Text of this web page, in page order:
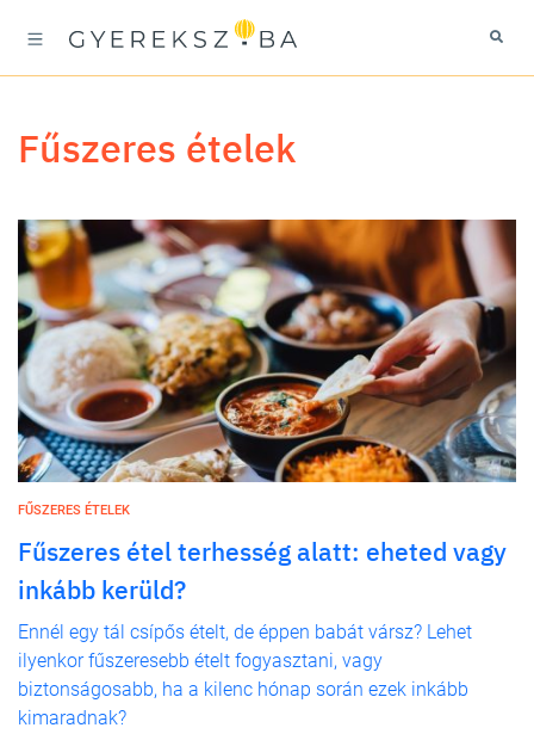
fűszeres ételek
FŰSZERES ÉTELEK
Fűszeres étel terhesség alatt: eheted vagy
inkább kerüld?
Ennél egy tál csípős ételt, de éppen babát vársz? Lehet
ilyenkor fűszeresebb ételt fogyasztani, vagy
biztonságosabb, ha a kilenc hónap során ezek inkább
kimaradnak?